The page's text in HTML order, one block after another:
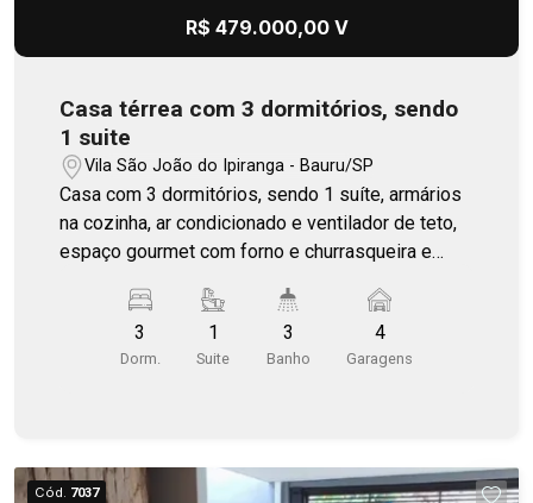
R$ 479.000,00 V
Casa térrea com 3 dormitórios, sendo
1 suite
Vila São João do Ipiranga - Bauru/SP
Casa com 3 dormitórios, sendo 1 suíte, armários
na cozinha, ar condicionado e ventilador de teto,
espaço gourmet com forno e churrasqueira e
3
Dorm.
1
Suite
3
Banho
4
Garagens
Cód. 7037